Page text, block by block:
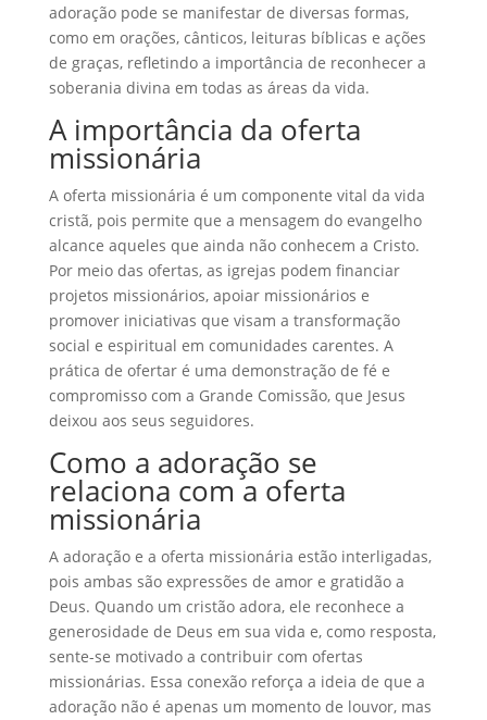
adoração pode se manifestar de diversas formas,
como em orações, cânticos, leituras bíblicas e ações
de graças, refletindo a importância de reconhecer a
soberania divina em todas as áreas da vida.
A importância da oferta
missionária
A oferta missionária é um componente vital da vida
cristã, pois permite que a mensagem do evangelho
alcance aqueles que ainda não conhecem a Cristo.
Por meio das ofertas, as igrejas podem financiar
projetos missionários, apoiar missionários e
promover iniciativas que visam a transformação
social e espiritual em comunidades carentes. A
prática de ofertar é uma demonstração de fé e
compromisso com a Grande Comissão, que Jesus
deixou aos seus seguidores.
Como a adoração se
relaciona com a oferta
missionária
A adoração e a oferta missionária estão interligadas,
pois ambas são expressões de amor e gratidão a
Deus. Quando um cristão adora, ele reconhece a
generosidade de Deus em sua vida e, como resposta,
sente-se motivado a contribuir com ofertas
missionárias. Essa conexão reforça a ideia de que a
adoração não é apenas um momento de louvor, mas